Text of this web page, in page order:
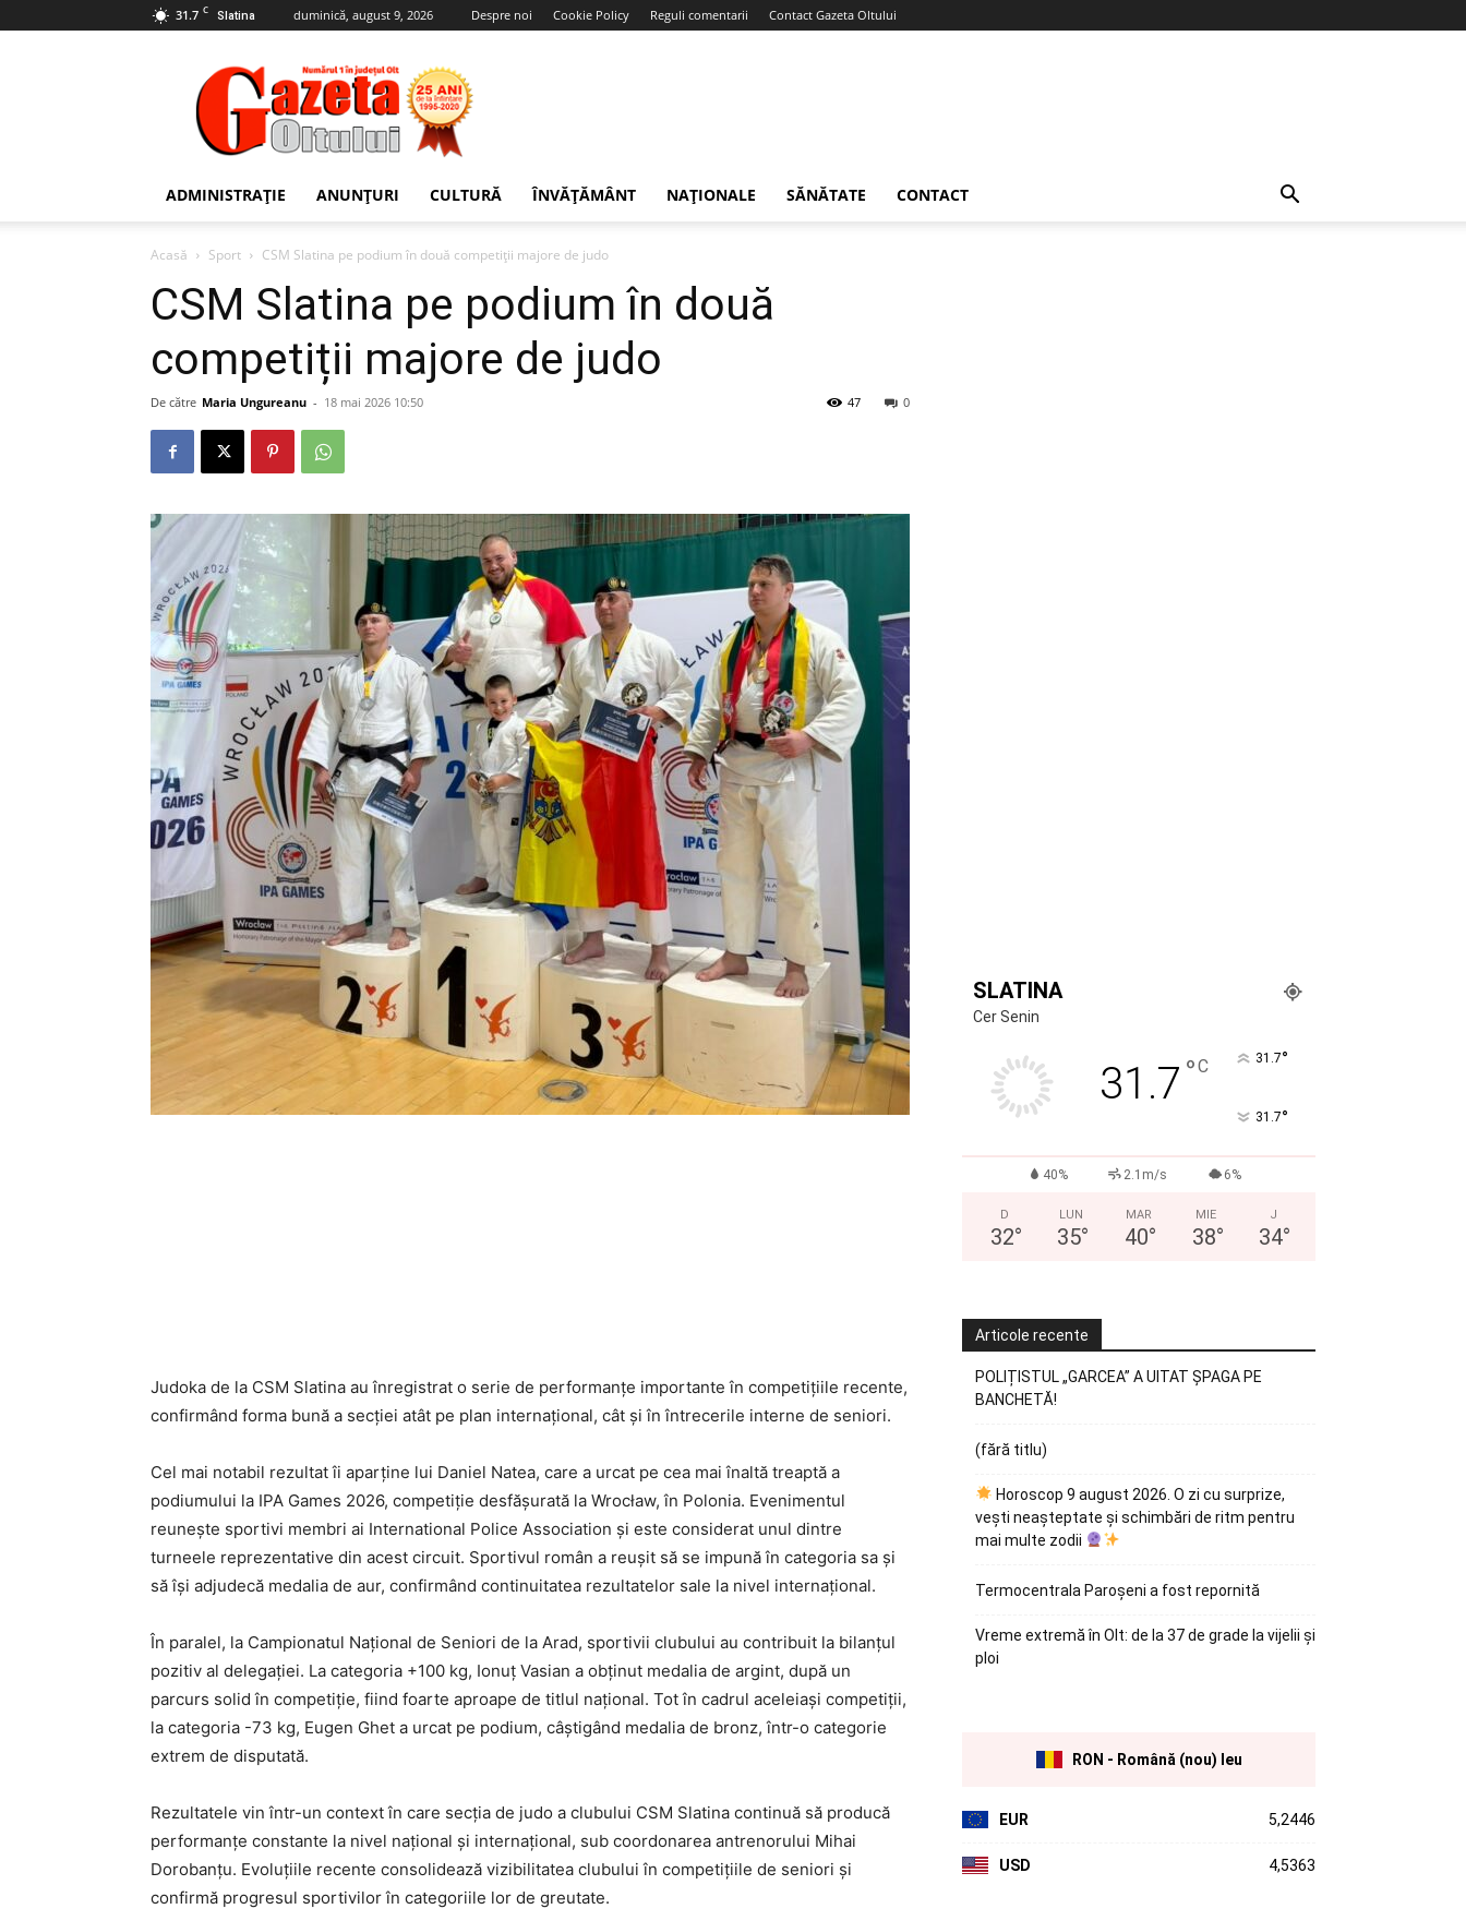
31.7 C Slatina duminică, august 9, 2026 Despre noi Cookie Policy Reguli comentarii Contact Gazeta Oltului
Gazeta
Oltului
ADMINISTRAȚIE ANUNȚURI CULTURĂ ÎNVĂȚĂMÂNT NAȚIONALE SĂNĂTATE CONTACT
Acasă Sport CSM Slatina pe podium în două competiții majore de judo
CSM Slatina pe podium în două
competiții majore de judo
De către Maria Ungureanu - 18 mai 2026 10:50 0
47
Judoka de la CSM Slatina au înregistrat o serie de performanțe importante în competițiile recente,
confirmând forma bună a secției atât pe plan internațional, cât și în întrecerile interne de seniori.
Cel mai notabil rezultat îi aparține lui Daniel Natea, care a urcat pe cea mai înaltă treaptă a
podiumului la IPA Games 2026, competiție desfășurată la Wrocław, în Polonia. Evenimentul
reunește sportivi membri ai International Police Association și este considerat unul dintre
turneele reprezentative din acest circuit. Sportivul român a reușit să se impună în categoria sa și
să își adjudecă medalia de aur, confirmând continuitatea rezultatelor sale la nivel internațional.
În paralel, la Campionatul Național de Seniori de la Arad, sportivii clubului au contribuit la bilanțul
pozitiv al delegației. La categoria +100 kg, Ionuț Vasian a obținut medalia de argint, după un
parcurs solid în competiție, fiind foarte aproape de titlul național. Tot în cadrul aceleiași competiții,
la categoria -73 kg, Eugen Ghet a urcat pe podium, câștigând medalia de bronz, într-o categorie
extrem de disputată.
Rezultatele vin într-un context în care secția de judo a clubului CSM Slatina continuă să producă
performanțe constante la nivel național și internațional, sub coordonarea antrenorului Mihai
Dorobanțu. Evoluțiile recente consolidează vizibilitatea clubului în competițiile de seniori și
confirmă progresul sportivilor în categoriile lor de greutate.
SLATINA
Cer Senin
31.7 °C 31.7°
31.7°
40% 2.1m/s 6%
D
32°
LUN
35°
MAR
40°
MIE
38°
J
34°
Articole recente
POLIȚISTUL „GARCEA” A UITAT ȘPAGA PE
BANCHETĂ!
(fără titlu)
Horoscop 9 august 2026. O zi cu surprize,
vești neașteptate și schimbări de ritm pentru
mai multe zodii
Termocentrala Paroșeni a fost repornită
Vreme extremă în Olt: de la 37 de grade la vijelii și
ploi
RON - Română (nou) leu
EUR 5,2446
USD 4,5363